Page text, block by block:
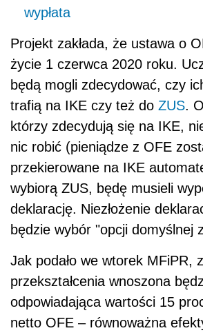
wypłata
Projekt zakłada, że ustawa o
życie 1 czerwca 2020 roku.
będą mogli zdecydować, czy
trafią na IKE czy też do ZUS.
którzy zdecydują się na IKE,
nic robić (pieniądze z OFE
przekierowane na IKE
wybiorą ZUS, będę musieli
deklarację. Niezłożenie
będzie wybór "opcji domyślnej
Jak podało we wtorek MFiPR,
przekształcenia wnoszona
odpowiadająca wartości 15
netto OFE – równoważna